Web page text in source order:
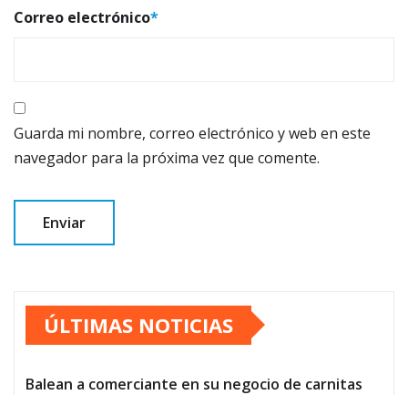
Correo electrónico*
Guarda mi nombre, correo electrónico y web en este
navegador para la próxima vez que comente.
ÚLTIMAS NOTICIAS
Balean a comerciante en su negocio de carnitas